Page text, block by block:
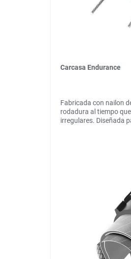
Carcasa Endurance
Fabricada con nailon
rodadura al tiempo
irregulares. Diseñada